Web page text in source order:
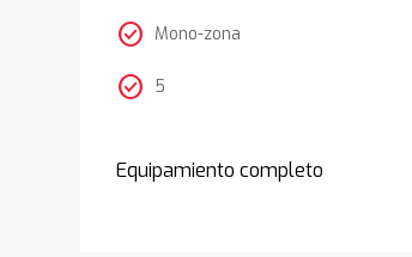
check_circle Mono-zona
check_circle 5
Equipamiento completo